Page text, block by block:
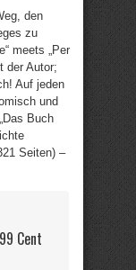
den
zu
meets „Per
der Autor;
Auf jeden
und
Buch
Seiten) –
Cent